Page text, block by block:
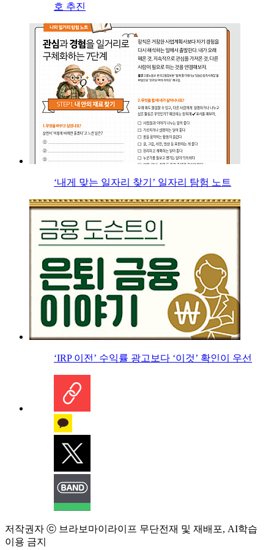
호 추진
‘내게 맞는 일자리 찾기’ 일자리 탐험 노트
‘IRP 이전’ 수익률 광고보다 ‘이것’ 확인이 우선
저작권자 ⓒ 브라보마이라이프 무단전재 및 재배포, AI학습
이용 금지